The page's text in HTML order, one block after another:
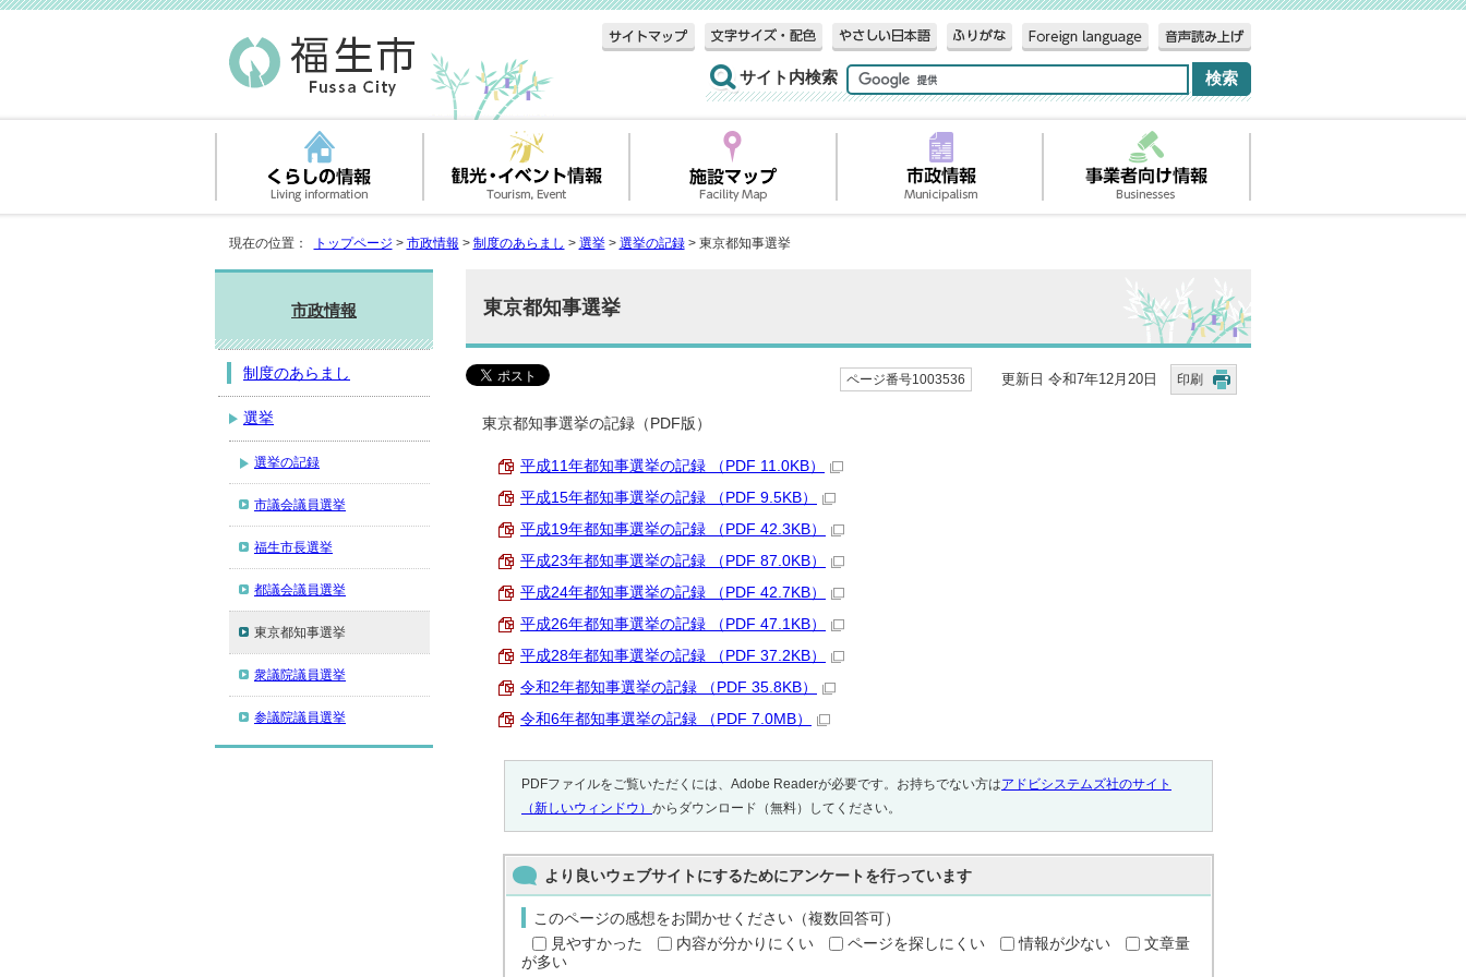
サイト内検索
現在の位置： トップページ > 市政情報 > 制度のあらまし > 選挙> 選挙の記録> 東京都知事選挙
東京都知事選挙
ページ番号1003536 更新日 令和7年12月20日 印刷
東京都知事選挙の記録（PDF版）
平成11年都知事選挙の記録 （PDF 11.0KB）
平成15年都知事選挙の記録 （PDF 9.5KB）
平成19年都知事選挙の記録 （PDF 42.3KB）
平成23年都知事選挙の記録 （PDF 87.0KB）
平成24年都知事選挙の記録 （PDF 42.7KB）
平成26年都知事選挙の記録 （PDF 47.1KB）
平成28年都知事選挙の記録 （PDF 37.2KB）
令和2年都知事選挙の記録 （PDF 35.8KB）
令和6年都知事選挙の記録 （PDF 7.0MB）
PDFファイルをご覧いただくには、Adobe Readerが必要です。お持ちでない方はアドビシステムズ社のサイト
（新しいウィンドウ） からダウンロード（無料）してください。
より良いウェブサイトにするためにアンケートを行っています
このページの感想をお聞かせください（複数回答可）
見やすかった
内容が分かりにくい ページを探しにくい 情報が少ない
文章量
が多い
市政情報
制度のあらまし
選挙
選挙の記録
市議会議員選挙
福生市長選挙
都議会議員選挙
東京都知事選挙
衆議院議員選挙
参議院議員選挙